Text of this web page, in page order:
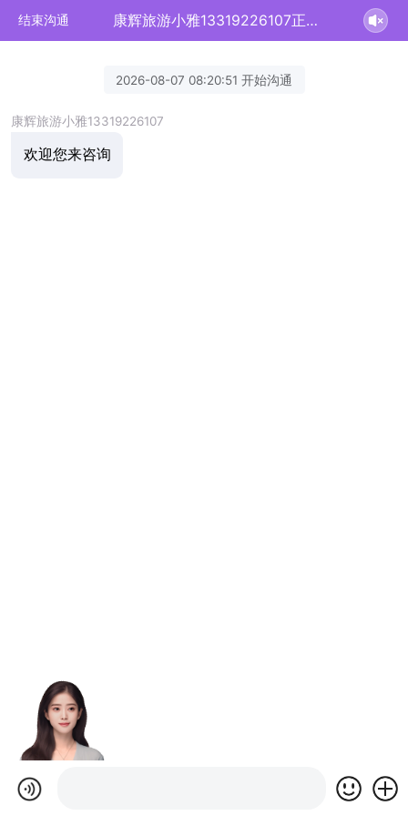
结束沟通 康辉旅游小雅13319226107正在为您服务
2026-08-07 08:20:51 开始沟通
康辉旅游小雅13319226107
欢迎您来咨询